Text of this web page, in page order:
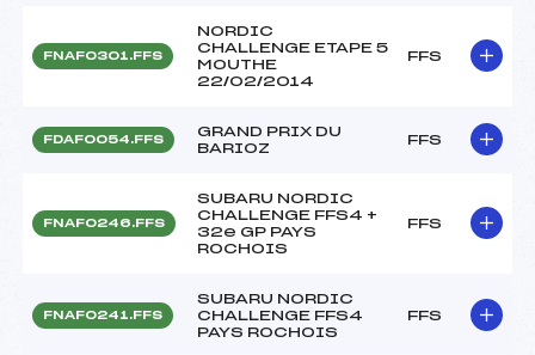
FNAF0301.FFS
NORDIC
CHALLENGE ETAPE 5
MOUTHE
22/02/2014
FFS
FDAF0054.FFS
GRAND PRIX DU
BARIOZ
FFS
FNAF0246.FFS
SUBARU NORDIC
CHALLENGE FFS4 +
32e GP PAYS
ROCHOIS
FFS
FNAF0241.FFS
SUBARU NORDIC
CHALLENGE FFS4
PAYS ROCHOIS
FFS